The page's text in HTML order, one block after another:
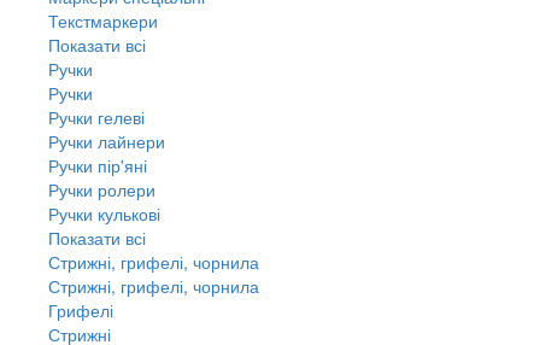
Текстмаркери
Показати всі
Ручки
Ручки
Ручки гелеві
Ручки лайнери
Ручки пір'яні
Ручки ролери
Ручки кулькові
Показати всі
Стрижні, грифелі, чорнила
Стрижні, грифелі, чорнила
Грифелі
Стрижні